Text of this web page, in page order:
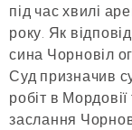
під час хвилі
року. Як
сина Чорновіл
Суд призначив
робіт в
заслання